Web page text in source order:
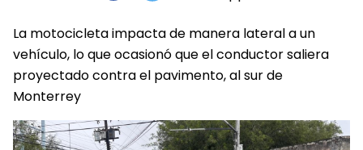
La motocicleta impacta de manera lateral a un
vehículo, lo que ocasionó que el conductor saliera
proyectado contra el pavimento, al sur de
Monterrey